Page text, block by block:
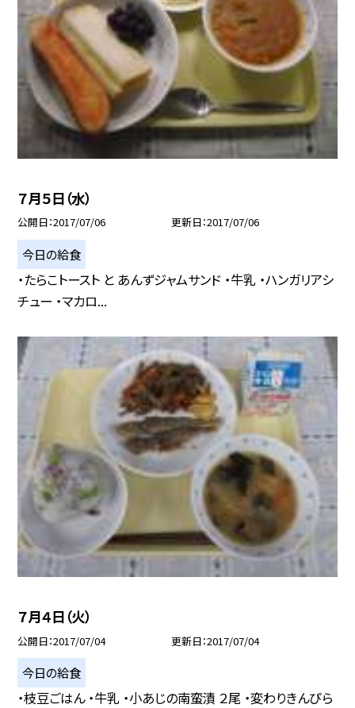
７月５日（水）
公開日 2017/07/06 更新日 2017/07/06
今日の給食
・たらこトースト と あんずジャムサンド ・牛乳 ・ハンガリアシ
チュー ・マカロ...
７月４日（火）
公開日 2017/07/04 更新日 2017/07/04
今日の給食
・枝豆ごはん ・牛乳 ・小あじの南蛮漬 ２尾 ・変わりきんぴら